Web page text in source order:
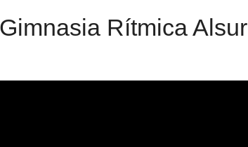
Rítmica Alsur